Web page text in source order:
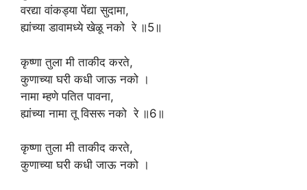
वरद्या वांकड्या पेंद्या सुदामा,
ह्यांच्या डावामध्ये खेळू नको रे ॥5॥
कृष्णा तुला मी ताकीद करते,
कुणाच्या घरी कधी जाऊ नको ।
नामा म्हणे पतित पावना,
ह्यांच्या नामा तू विसरू नको रे ॥6॥
कृष्णा तुला मी ताकीद करते,
कुणाच्या घरी कधी जाऊ नको ।